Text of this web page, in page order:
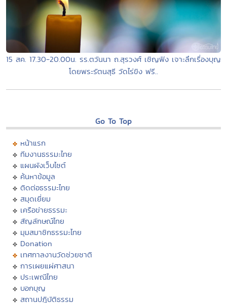
15 สค. 17.30-20.00น. รร.ตวันนา ถ.สุรวงศ์ เชิญฟัง เจาะลึกเรื่องบุญ
โดยพระรัตนสุธี วัดไร่ขิง ฟรี..
Go To Top
หน้าแรก
ทีมงานธรรมะไทย
แผนผังเว็บไซต์
ค้นหาข้อมูล
ติดต่อธรรมะไทย
สมุดเยี่ยม
เครือข่ายธรรมะ
สัญลักษณ์ไทย
มุมสมาชิกธรรมะไทย
Donation
เทศกาลงานวัดช่วยชาติ
การเผยแผ่ศาสนา
ประเพณีไทย
บอกบุญ
สถานปฏิบัติธรรม